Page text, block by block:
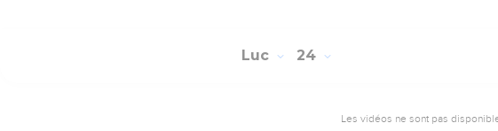
Luc 24
Les vidéos ne sont pas